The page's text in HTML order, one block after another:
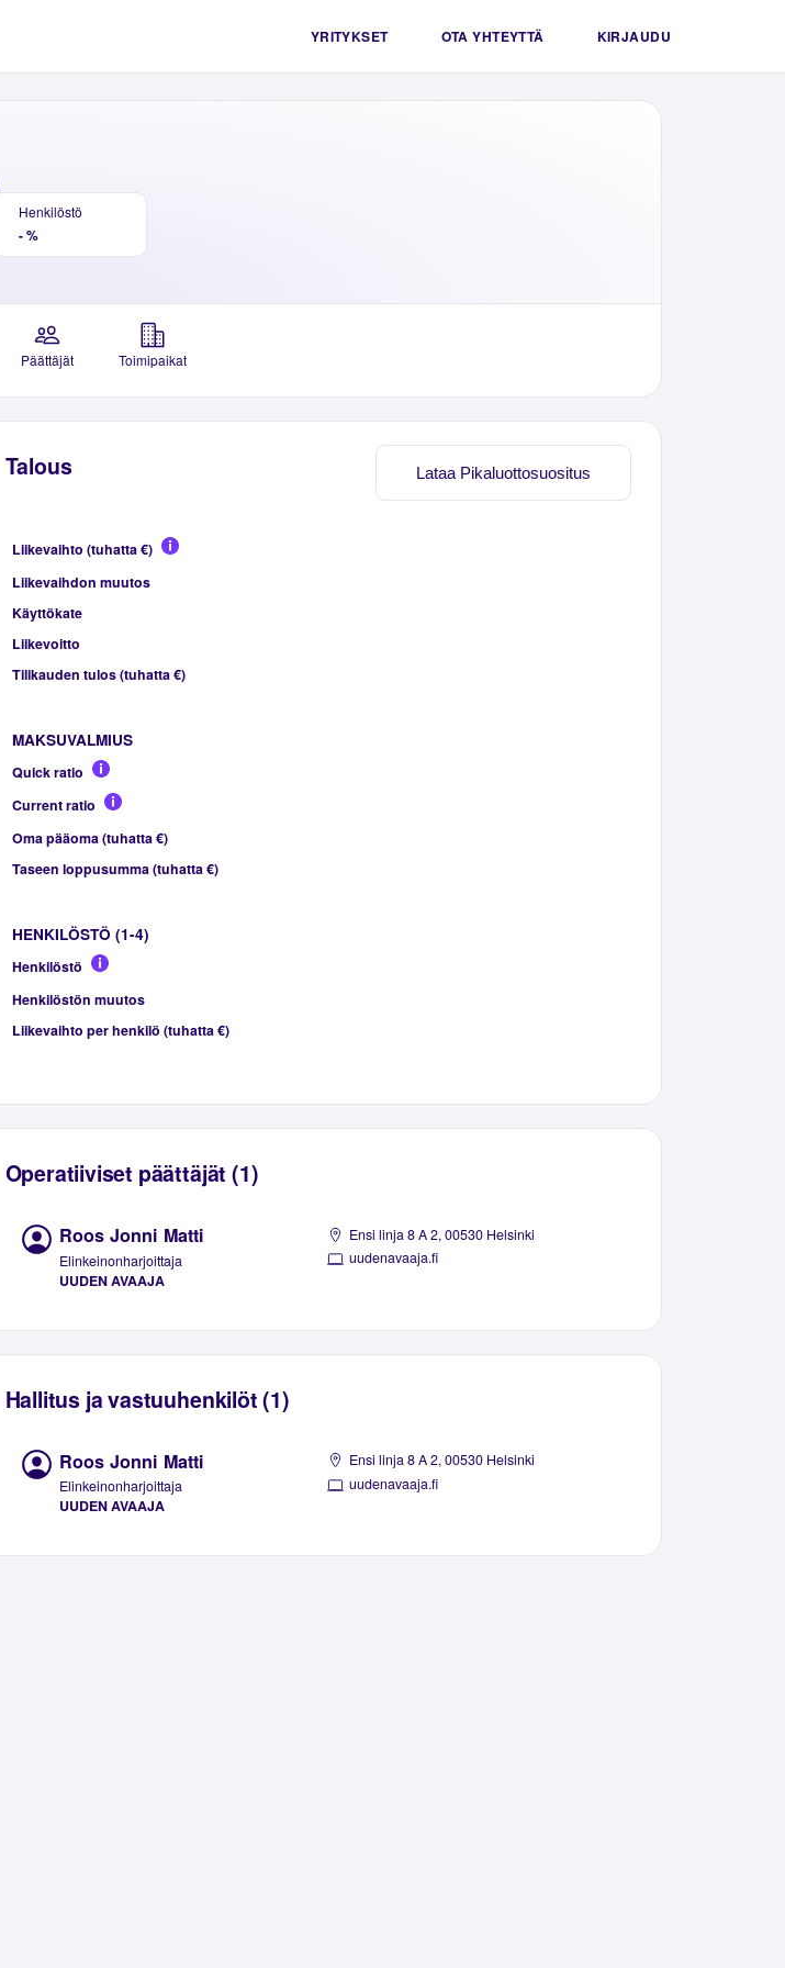
YRITYKSET OTA YHTEYTTÄ KIRJAUDU
Henkilöstö
- %
Päättäjät Toimipaikat
Lataa Pikaluottosuositus
Talous
Liikevaihto (tuhatta €)
Liikevaihdon muutos
Käyttökate
Liikevoitto
Tilikauden tulos (tuhatta €)
MAKSUVALMIUS
Quick ratio
Current ratio
Oma pääoma (tuhatta €)
Taseen loppusumma (tuhatta €)
HENKILÖSTÖ (1-4)
Henkilöstö
Henkilöstön muutos
Liikevaihto per henkilö (tuhatta €)
Operatiiviset päättäjät (1)
Roos Jonni Matti
Elinkeinonharjoittaja
UUDEN AVAAJA
Ensi linja 8 A 2, 00530 Helsinki
uudenavaaja.fi
Hallitus ja vastuuhenkilöt (1)
Roos Jonni Matti
Elinkeinonharjoittaja
UUDEN AVAAJA
Ensi linja 8 A 2, 00530 Helsinki
uudenavaaja.fi